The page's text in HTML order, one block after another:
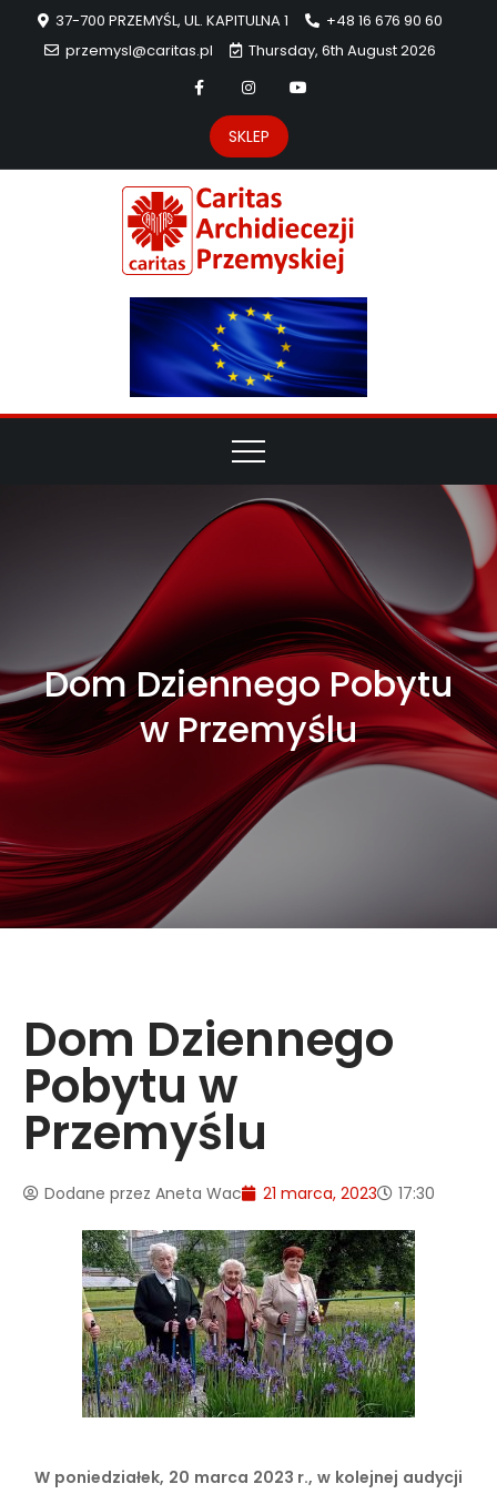
37-700 PRZEMYŚL, UL. KAPITULNA 1
+48 16 676 90 60
przemysl@caritas.pl
Thursday, 6th August 2026
SKLEP
Dom Dziennego Pobytu
w Przemyślu
Dom Dziennego
Pobytu w
Przemyślu
Dodane przez Aneta Wac 21 marca, 2023 17:30
W poniedziałek, 20 marca 2023 r., w kolejnej audycji